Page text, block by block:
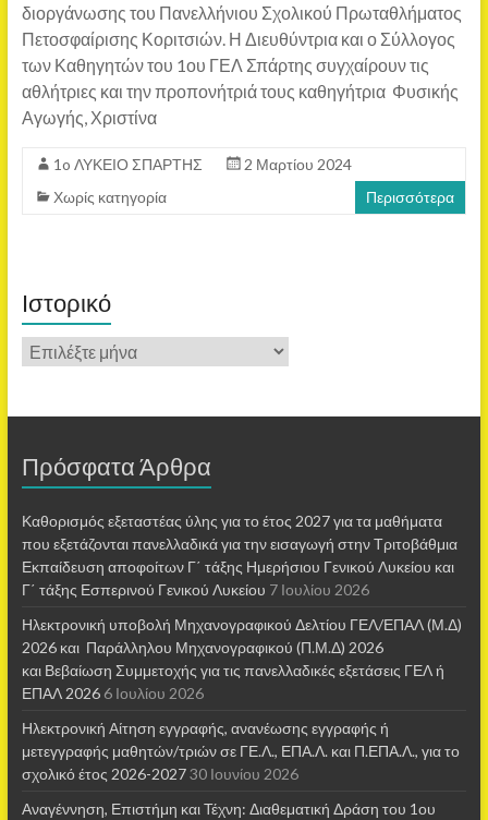
διοργάνωσης του Πανελλήνιου Σχολικού Πρωταθλήματος
Πετοσφαίρισης Κοριτσιών. Η Διευθύντρια και ο Σύλλογος
των Καθηγητών του 1ου ΓΕΛ Σπάρτης συγχαίρουν τις
αθλήτριες και την προπονήτριά τους καθηγήτρια Φυσικής
Αγωγής, Χριστίνα
1o ΛΥΚΕΙΟ ΣΠΑΡΤΗΣ
2 Μαρτίου 2024
Χωρίς κατηγορία
Περισσότερα
Ιστορικό
Πρόσφατα Άρθρα
Καθορισμός εξεταστέας ύλης για το έτος 2027 για τα μαθήματα
που εξετάζονται πανελλαδικά για την εισαγωγή στην Τριτοβάθμια
Εκπαίδευση αποφοίτων Γ΄ τάξης Ημερήσιου Γενικού Λυκείου και
Γ΄ τάξης Εσπερινού Γενικού Λυκείου 7 Ιουλίου 2026
Ηλεκτρονική υποβολή Μηχανογραφικού Δελτίου ΓΕΛ/ΕΠΑΛ (Μ.Δ)
2026 και Παράλληλου Μηχανογραφικού (Π.Μ.Δ) 2026
και Βεβαίωση Συμμετοχής για τις πανελλαδικές εξετάσεις ΓΕΛ ή
ΕΠΑΛ 2026 6 Ιουλίου 2026
Ηλεκτρονική Αίτηση εγγραφής, ανανέωσης εγγραφής ή
μετεγγραφής μαθητών/τριών σε ΓΕ.Λ., ΕΠΑ.Λ. και Π.ΕΠΑ.Λ., για το
σχολικό έτος 2026-202730 Ιουνίου 2026
Αναγέννηση, Επιστήμη και Τέχνη: Διαθεματική Δράση του 1ου